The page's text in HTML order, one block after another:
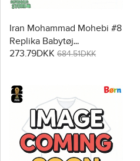
Iran Mohammad Mohebi #8
Replika Babytøj
Hjemmebanesæt Børn VM
273.79DKK 684.51DKK